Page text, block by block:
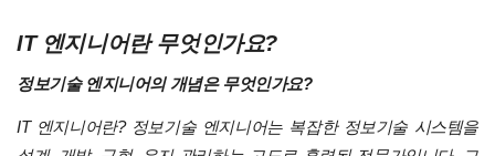
IT 엔지니어란 무엇인가요?
정보기술 엔지니어의 개념은 무엇인가요?
IT 엔지니어란? 정보기술 엔지니어는 복잡한 정보기술 시스템을